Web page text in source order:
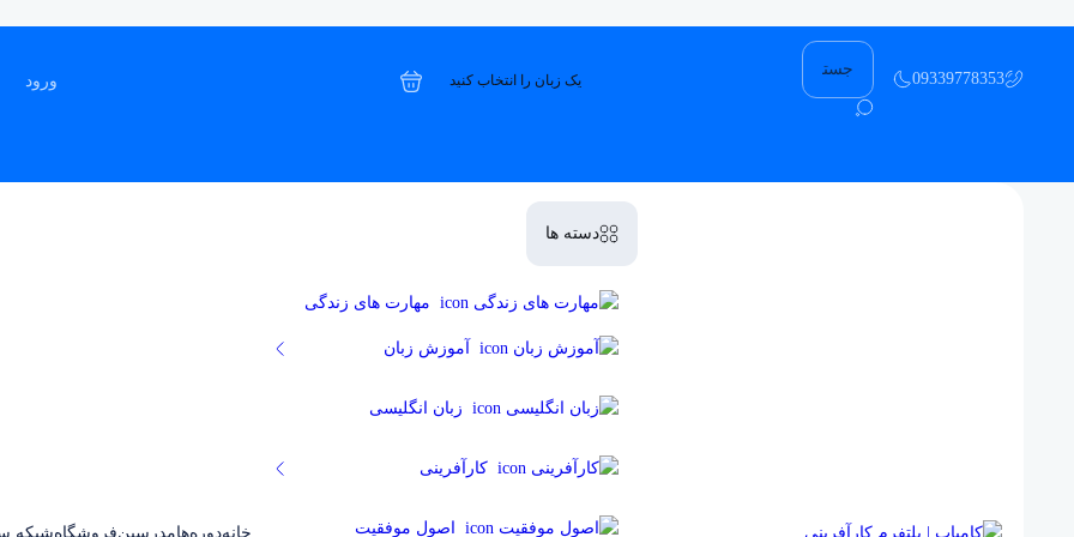
09339778353 یک زبان را انتخاب کنید ورود
دسته ها
مهارت های زندگی
آموزش زبان
زبان انگلیسی
کارآفرینی
اصول موفقیت خانهدوره‌هامدرسینفروشگاهشبکه